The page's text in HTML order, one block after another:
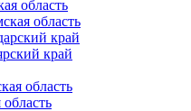
область
область
край
край
область